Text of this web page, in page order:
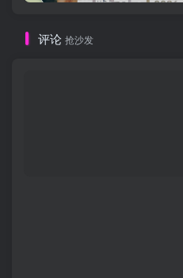
评论 抢沙发